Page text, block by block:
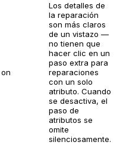
on
Los detalles de
la reparación
son más claros
de un vistazo —
no tienen que
hacer clic en un
paso extra para
reparaciones
con un solo
atributo. Cuando
se desactiva, el
paso de
atributos se
omite
silenciosamente.